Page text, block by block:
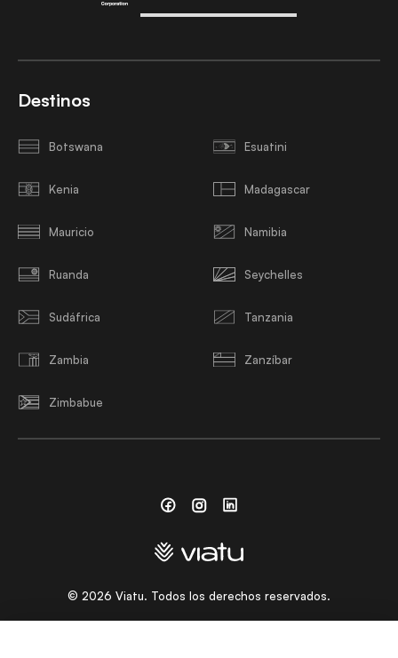
Destinos
Botswana Esuatini
Kenia Madagascar
Mauricio Namibia
Ruanda Seychelles
Sudáfrica Tanzania
Zambia Zanzíbar
Zimbabue
© 2026 Viatu. Todos los derechos reservados.
FacebookInstagramLinkedin